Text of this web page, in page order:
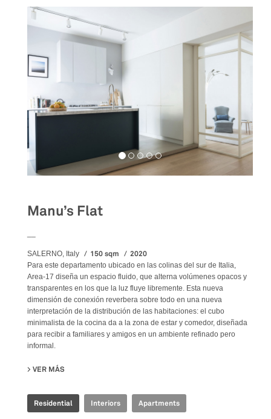
Manu’s Flat
SALERNO, Italy 150 sqm 2020
Para este departamento ubicado en las colinas del sur de Italia,
Area-17 diseña un espacio fluido, que alterna volúmenes opacos y
transparentes en los que la luz fluye libremente. Esta nueva
dimensión de conexión reverbera sobre todo en una nueva
interpretación de la distribución de las habitaciones: el cubo
minimalista de la cocina da a la zona de estar y comedor, diseñada
para recibir a familiares y amigos en un ambiente refinado pero
informal.
VER MÁS
Residential Interiors Apartments